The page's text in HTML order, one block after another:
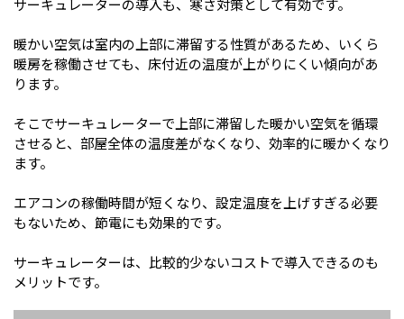
サーキュレーターの導入も、寒さ対策として有効です。
暖かい空気は室内の上部に滞留する性質があるため、いくら
暖房を稼働させても、床付近の温度が上がりにくい傾向があ
ります。
そこでサーキュレーターで上部に滞留した暖かい空気を循環
させると、部屋全体の温度差がなくなり、効率的に暖かくなり
ます。
エアコンの稼働時間が短くなり、設定温度を上げすぎる必要
もないため、節電にも効果的です。
サーキュレーターは、比較的少ないコストで導入できるのも
メリットです。